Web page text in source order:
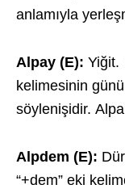
anlamıyla
Alpay (E): Yiğit.
kelimesinin
söylenişidir.
Alpdem (E):
“+dem” eki